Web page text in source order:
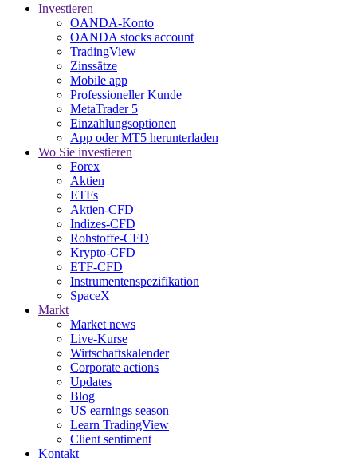
Investieren
OANDA-Konto
OANDA stocks account
TradingView
Zinssätze
Mobile app
Professioneller Kunde
MetaTrader 5
Einzahlungsoptionen
App oder MT5 herunterladen
Wo Sie investieren
Forex
Aktien
ETFs
Aktien-CFD
Indizes-CFD
Rohstoffe-CFD
Krypto-CFD
ETF-CFD
Instrumentenspezifikation
SpaceX
Markt
Market news
Live-Kurse
Wirtschaftskalender
Corporate actions
Updates
Blog
US earnings season
Learn TradingView
Client sentiment
Kontakt